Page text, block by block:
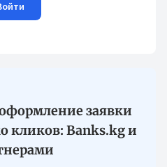
заявки
кликов: Banks.kg и